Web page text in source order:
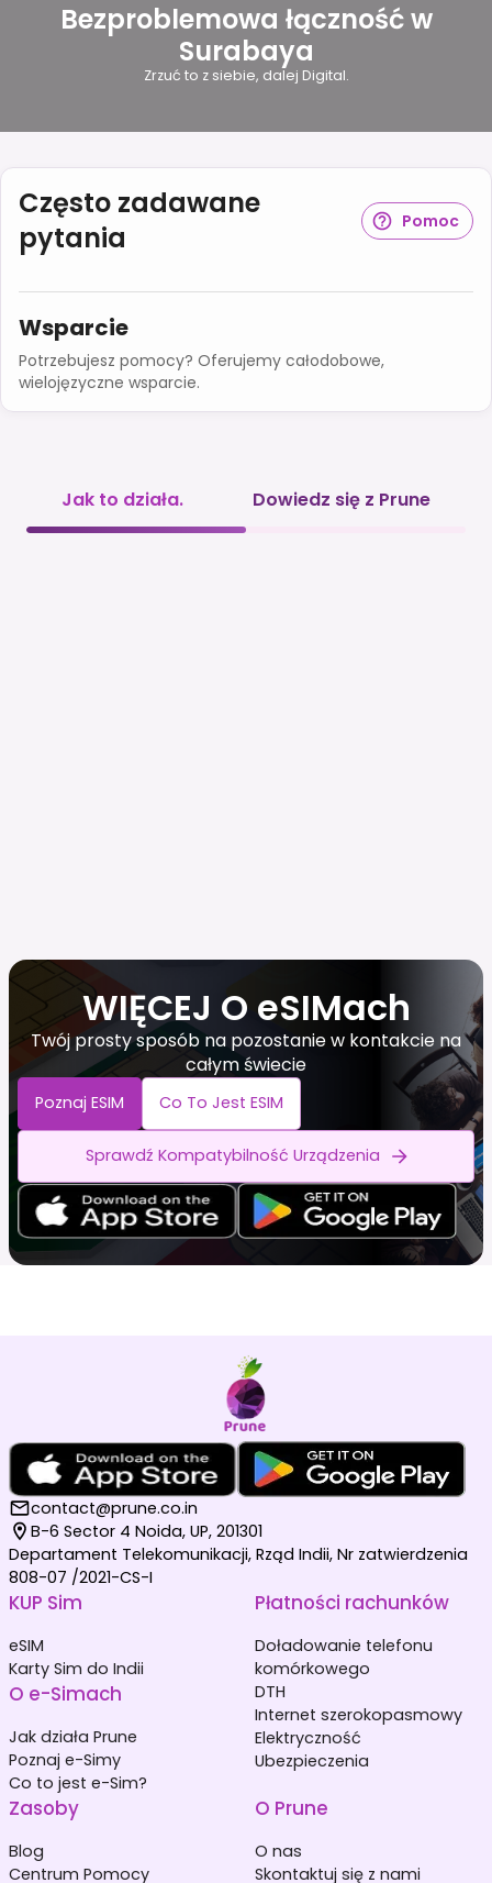
Bezproblemowa łączność w
Surabaya
Zrzuć to z siebie, dalej Digital.
Często zadawane
pytania
Pomoc
Wsparcie
Potrzebujesz pomocy? Oferujemy całodobowe,
wielojęzyczne wsparcie.
Jak to działa. Dowiedz się z Prune
WIĘCEJ O eSIMach
Twój prosty sposób na pozostanie w kontakcie na
całym świecie
Poznaj ESIM Co To Jest ESIM
Sprawdź Kompatybilność Urządzenia
contact@prune.co.in
B-6 Sector 4 Noida, UP, 201301
Departament Telekomunikacji, Rząd Indii, Nr zatwierdzenia
808-07 /2021-CS-I
KUP Sim
eSIM
Karty Sim do Indii
O e-Simach
Jak działa Prune
Poznaj e-Simy
Co to jest e-Sim?
Płatności rachunków
Doładowanie telefonu
komórkowego
DTH
Internet szerokopasmowy
Elektryczność
Ubezpieczenia
Zasoby
Blog
Centrum Pomocy
O Prune
O nas
Skontaktuj się z nami